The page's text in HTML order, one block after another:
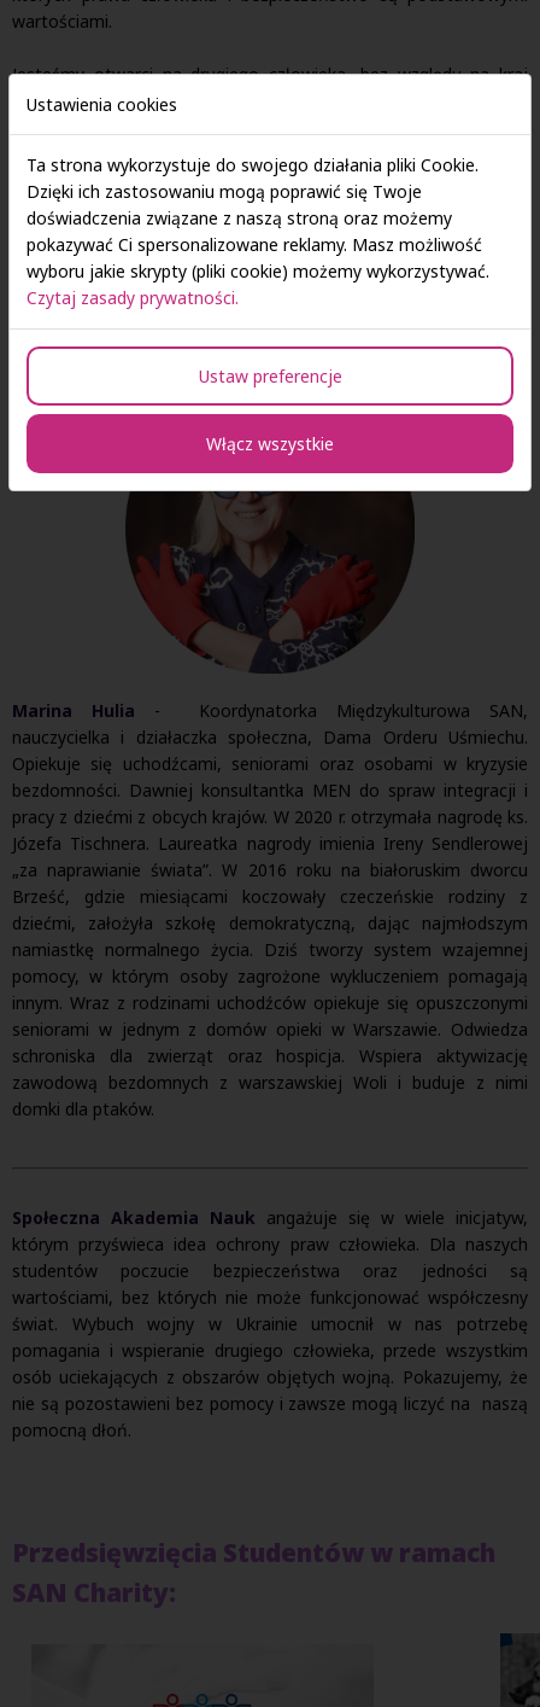
wartościami.
Jesteśmy otwarci na drugiego człowieka, bez względu na kraj
pochodzenia czy inne bariery kulturowe, dlatego też budujemy
dialogu i umożliwiamy studentom wymianę swoich poglądów
oraz kształtujemy charakter osób u nas studiujących. Studenci
naszej uczelni biorą czynny udział w różnych wolontariatach i
organizacjach wspierających osoby potrzebujące. Działania te
prowadzone są pod opieką koordynatorki międzykulturowej SAN
- Mariny Hulii.
Marina Hulia
- Koordynatorka Międzykulturowa SAN,
nauczycielka i działaczka społeczna, Dama Orderu Uśmiechu.
Opiekuje się uchodźcami, seniorami oraz osobami w kryzysie
bezdomności. Dawniej konsultantka MEN do spraw integracji i
pracy z dziećmi z obcych krajów. W 2020 r. otrzymała nagrodę ks.
Józefa Tischnera. Laureatka nagrody imienia Ireny Sendlerowej
„za naprawianie świata”. W 2016 roku na białoruskim dworcu
Brześć, gdzie miesiącami koczowały czeczeńskie rodziny z
dziećmi, założyła szkołę demokratyczną, dając najmłodszym
namiastkę normalnego życia. Dziś tworzy system wzajemnej
pomocy, w którym osoby zagrożone wykluczeniem pomagają
innym. Wraz z rodzinami uchodźców opiekuje się opuszczonymi
seniorami w jednym z domów opieki w Warszawie. Odwiedza
schroniska dla zwierząt oraz hospicja. Wspiera aktywizację
zawodową bezdomnych z warszawskiej Woli i buduje z nimi
domki dla ptaków.
Społeczna Akademia Nauk angażuje się w wiele inicjatyw,
którym przyświeca idea ochrony praw człowieka. Dla naszych
studentów poczucie bezpieczeństwa oraz jedności są
wartościami, bez których nie może funkcjonować współczesny
świat. Wybuch wojny w Ukrainie umocnił w nas potrzebę
pomagania i wspieranie drugiego człowieka, przede wszystkim
osób uciekających z obszarów objętych wojną. Pokazujemy, że
nie są pozostawieni bez pomocy i zawsze mogą liczyć na naszą
pomocną dłoń.
Przedsięwzięcia Studentów w ramach
SAN Charity:
Ustawienia cookies
Ta strona wykorzystuje do swojego działania pliki Cookie.
Dzięki ich zastosowaniu mogą poprawić się Twoje
doświadczenia związane z naszą stroną oraz możemy
pokazywać Ci spersonalizowane reklamy. Masz możliwość
wyboru jakie skrypty (pliki cookie) możemy wykorzystywać.
Czytaj zasady prywatności.
Ustaw preferencje
Włącz wszystkie